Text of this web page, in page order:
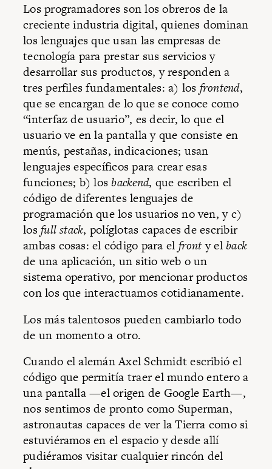
Los programadores son los obreros de la
creciente industria digital, quienes dominan
los lenguajes que usan las empresas de
tecnología para prestar sus servicios y
desarrollar sus productos, y responden a
tres perfiles fundamentales: a) los frontend,
que se encargan de lo que se conoce como
“interfaz de usuario”, es decir, lo que el
usuario ve en la pantalla y que consiste en
menús, pestañas, indicaciones; usan
lenguajes específicos para crear esas
funciones; b) losbackend, que escriben el
código de diferentes lenguajes de
programación que los usuarios no ven, y c)
losfull stack, políglotas capaces de escribir
ambas cosas: el código para el fronty elback
de una aplicación, un sitio web o un
sistema operativo, por mencionar productos
con los que interactuamos cotidianamente.
Los más talentosos pueden cambiarlo todo
de un momento a otro.
Cuando el alemán Axel Schmidt escribió el
código que permitía traer el mundo entero a
una pantalla —el origen de Google Earth—,
nos sentimos de pronto como Superman,
astronautas capaces de ver la Tierra como si
estuviéramos en el espacio y desde allí
pudiéramos visitar cualquier rincón del